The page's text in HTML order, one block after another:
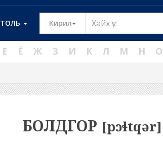
ТОЛЬ Кирил Toggle Dropdown
Е Ё Ж З И К Л М Н О
БОЛДГОР [pɔɬtqər]